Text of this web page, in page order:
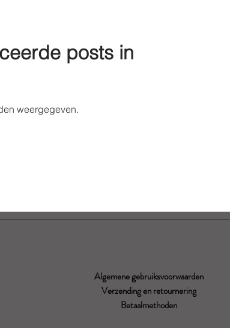
posts in
weergegeven.
Algemene gebruiksvoorwaarden
Verzending en retournering
Betaalmethoden